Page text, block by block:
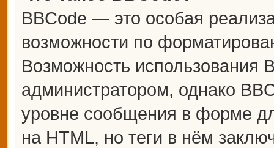
BBCode — это особая
возможности по
Возможность использования
администратором, однако
уровне сообщения в форме
на HTML, но теги в нём